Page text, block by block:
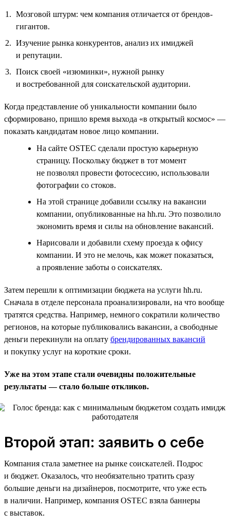
Мозговой штурм: чем компания отличается от брендов-
гигантов.
Изучение рынка конкурентов, анализ их имиджей
и репутации.
Поиск своей «изюминки», нужной рынку
и востребованной для соискательской аудитории.
Когда представление об уникальности компании было
сформировано, пришло время выхода «в открытый космос» —
показать кандидатам новое лицо компании.
На сайте OSTEC сделали простую карьерную
страницу. Поскольку бюджет в тот момент
не позволял провести фотосессию, использовали
фотографии со стоков.
На этой странице добавили ссылку на вакансии
компании, опубликованные на hh.ru. Это позволило
экономить время и силы на обновление вакансий.
Нарисовали и добавили схему проезда к офису
компании. И это не мелочь, как может показаться,
а проявление заботы о соискателях.
Затем перешли к оптимизации бюджета на услуги hh.ru.
Сначала в отделе персонала проанализировали, на что вообще
тратятся средства. Например, немного сократили количество
регионов, на которые публиковались вакансии, а свободные
деньги перекинули на оплату брендированных вакансий
и покупку услуг на короткие сроки.
Уже на этом этапе стали очевидны положительные
результаты — стало больше откликов.
Второй этап: заявить о себе
Компания стала заметнее на рынке соискателей. Подрос
и бюджет. Оказалось, что необязательно тратить сразу
большие деньги на дизайнеров, посмотрите, что уже есть
в наличии. Например, компания OSTEC взяла баннеры
с выставок.